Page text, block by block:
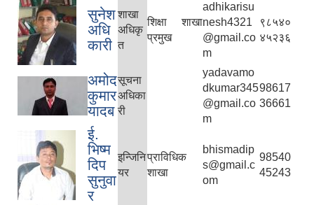
सुनेश
अधि
कारी
शाखा
अधिकृ
त
शिक्षा शाखा
प्रमुख
adhikarisu
nesh4321
@gmail.co
m
९८५४०
४५२३६
अमोद
कुमार
यादब
सूचना
अधिका
री
yadavamo
dkumar345
@gmail.co
m
98617
36661
ई.
भिष्म
दिप
सुनुवा
र
इन्जिनि
यर
प्राविधिक
शाखा
bhismadip
s@gmail.c
om
98540
45243